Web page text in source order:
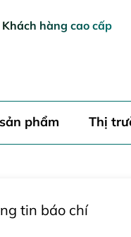
Khách hàng cao cấp
phẩm Thị
tin báo chí